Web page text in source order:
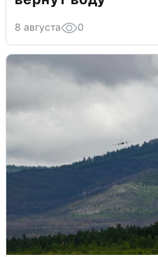
8 августа 0